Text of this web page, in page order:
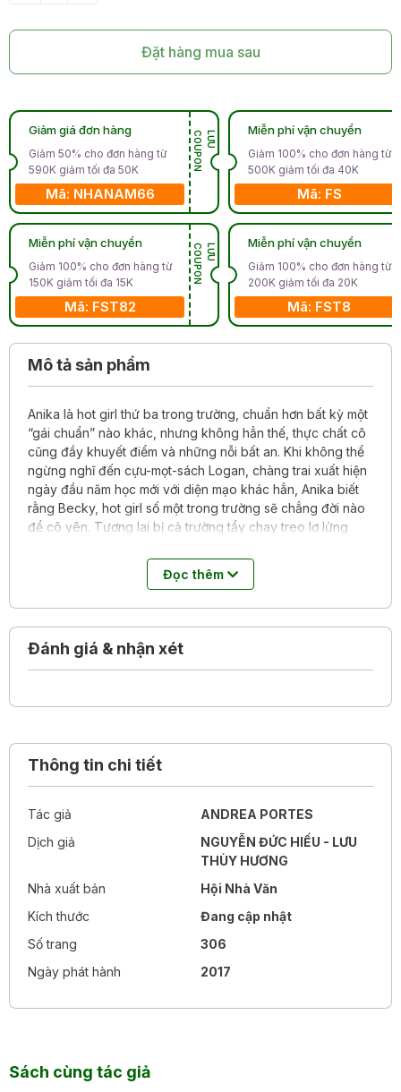
Đặt hàng mua sau
Giảm giá đơn hàng
Giảm 50% cho đơn hàng từ
590K giảm tối đa 50K
Mã: NHANAM66
L
Ư
U
C
O
U
P
O
N
Miễn phí vận chuyển
Giảm 100% cho đơn hàng từ
150K giảm tối đa 15K
Mã: FST82
L
Ư
U
C
O
U
P
O
N
Miễn phí vận chuyển
Giảm 100% cho đơn hàng từ
500K giảm tối đa 40K
Mã: FS
Miễn phí vận chuyển
Giảm 100% cho đơn hàng từ
200K giảm tối đa 20K
Mã: FST8
Mô tả sản phẩm
Anika là hot girl thứ ba trong trường, chuẩn hơn bất kỳ một
“gái chuẩn” nào khác, nhưng không hẳn thế, thực chất cô
cũng đầy khuyết điểm và những nỗi bất an. Khi không thể
ngừng nghĩ đến cựu-mọt-sách Logan, chàng trai xuất hiện
ngày đầu năm học mới với diện mạo khác hẳn, Anika biết
rằng Becky, hot girl số một trong trường sẽ chẳng đời nào
để cô yên. Tương lai bị cả trường tẩy chay treo lơ lửng
Với lối dẫn dắt tỉnh bơ mà hài hước, cuốn tiểu thuyết đầu
chân thực trong hành trình trưởng thành và khám phá giá
trị bản thân.
Đọc thêm
Đánh giá & nhận xét
Thông tin chi tiết
Tác giả
ANDREA PORTES
Dịch giả
NGUYỄN ĐỨC HIẾU - LƯU
THÙY HƯƠNG
Nhà xuất bản
Hội Nhà Văn
Kích thước
Đang cập nhật
Số trang
306
Ngày phát hành
2017
Sách cùng tác giả